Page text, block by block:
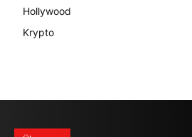
Hollywood
Krypto